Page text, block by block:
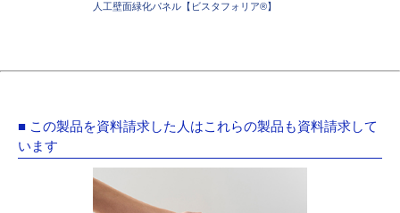
人工壁面緑化パネル【ビスタフォリア®】
■ この製品を資料請求した人はこれらの製品も資料請求して
います